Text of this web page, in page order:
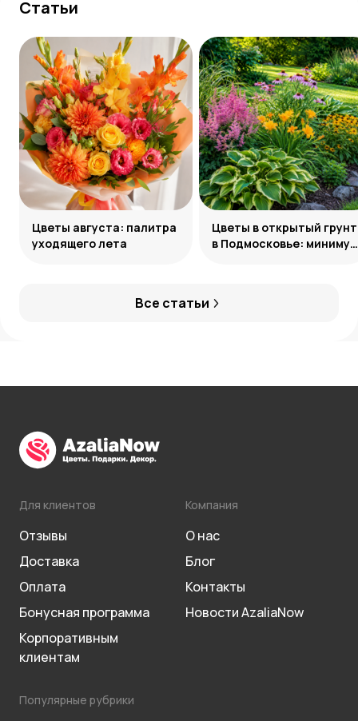
Статьи
Все статьи
Цветы августа: палитра
уходящего лета
Цветы в открытый грунт
в Подмосковье: минимум
Для клиентов
Отзывы
Доставка
Оплата
Бонусная программа
Корпоративным
клиентам
Компания
О нас
Блог
Контакты
Новости AzaliaNow
Популярные рубрики